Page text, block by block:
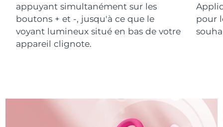
appuyant simultanément sur les
boutons + et -, jusqu'à ce que le
voyant lumineux situé en bas de votre
appareil clignote.
pour